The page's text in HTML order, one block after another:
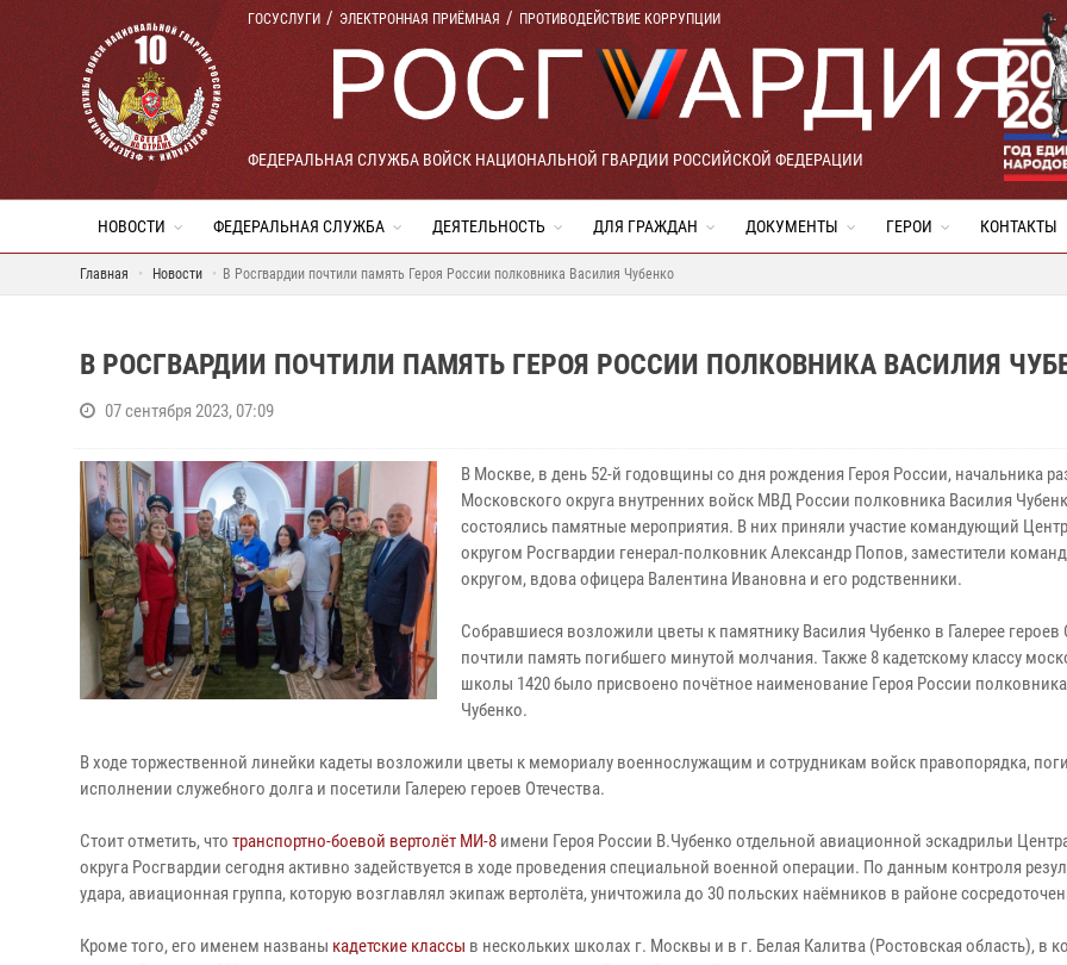
ГОСУСЛУГИ ЭЛЕКТРОННАЯ ПРИЁМНАЯ ПРОТИВОДЕЙСТВИЕ КОРРУПЦИИ
ФЕДЕРАЛЬНАЯ СЛУЖБА ВОЙСК НАЦИОНАЛЬНОЙ ГВАРДИИ РОССИЙСКОЙ ФЕДЕРАЦИИ
НОВОСТИ ФЕДЕРАЛЬНАЯ СЛУЖБА ДЕЯТЕЛЬНОСТЬ ДЛЯ ГРАЖДАН ДОКУМЕНТЫ ГЕРОИ КОНТАКТЫ
Главная Новости В Росгвардии почтили память Героя России полковника Василия Чубенко
В РОСГВАРДИИ ПОЧТИЛИ ПАМЯТЬ ГЕРОЯ РОССИИ ПОЛКОВНИКА ВАСИЛИЯ
07 сентября 2023, 07:09
В Москве, в день 52-й годовщины со дня рождения Героя России, начальника
Московского округа внутренних войск МВД России полковника Василия
состоялись памятные мероприятия. В них приняли участие командующий
округом Росгвардии генерал-полковник Александр Попов, заместители
округом, вдова офицера Валентина Ивановна и его родственники.
Собравшиеся возложили цветы к памятнику Василия Чубенко в Галерее героев
почтили память погибшего минутой молчания. Также 8 кадетскому классу
школы 1420 было присвоено почётное наименование Героя России
Чубенко.
В ходе торжественной линейки кадеты возложили цветы к мемориалу военнослужащим и сотрудникам войск правопорядка,
исполнении служебного долга и посетили Галерею героев Отечества.
Стоит отметить, что транспортно-боевой вертолёт МИ-8 имени Героя России В.Чубенко отдельной авиационной эскадрильи
округа Росгвардии сегодня активно задействуется в ходе проведения специальной военной операции. По данным контроля
удара, авиационная группа, которую возглавлял экипаж вертолёта, уничтожила до 30 польских наёмников в районе
Кроме того, его именем названы кадетские классы в нескольких школах г. Москвы и в г. Белая Калитва (Ростовская область), в